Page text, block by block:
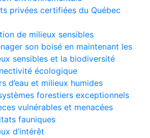
privées certifiées du Québec
de milieux sensibles
son boisé en maintenant les
sensibles et la biodiversité
écologique
d’eau et milieux humides
forestiers exceptionnels
vulnérables et menacées
fauniques
d’intérêt